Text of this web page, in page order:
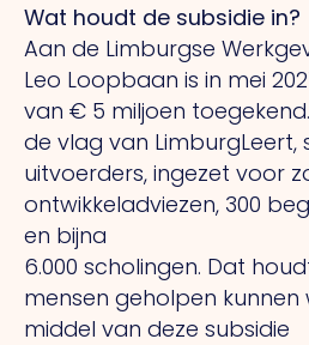
Wat houdt de subsidie in?
Aan de Limburgse
Leo Loopbaan is in mei
van € 5 miljoen
de vlag van LimburgLeert,
uitvoerders, ingezet voor
ontwikkeladviezen, 300
en bijna
6.000 scholingen. Dat
mensen geholpen
middel van deze subsidie